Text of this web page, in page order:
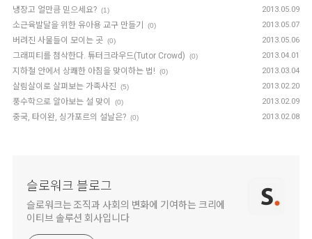
냉장고 얼만큼 믿으세요? (1) 2013.05.09
소근육발달을 위한 유아용 교구 만들기 (0) 2013.05.07
버려진 사물들이 모이는 곳 (0) 2013.05.06
그래피티를 첨삭한다. 튜터크라우드(Tutor Crowd) (0) 2013.04.01
지하철 안에서 상쾌한 아침을 맞이하는 법! (0) 2013.03.04
살림살이로 살펴보는 가족사진 (5) 2013.02.20
풍수학으로 알아보는 설 맞이 (0) 2013.02.09
중국, 타이완, 싱가포르의 설날은? (0) 2013.02.08
슬로워크 블로그
슬로워크는 조직과 사회의 변화에 기여하는 크리에
이티브 솔루션 회사입니다